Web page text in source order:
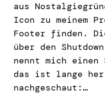
aus
Icon zu meinem
Footer finden.
über den
nennt mich einen
das ist lange
nachgeschaut:…